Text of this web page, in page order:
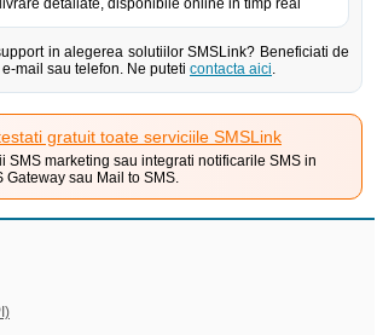
detaliate, disponibile online in timp real
in alegerea solutiilor SMSLink? Beneficiati de
mail sau telefon. Ne puteti contacta aici.
gratuit toate serviciile SMSLink
SMS marketing sau integrati notificarile SMS in
Gateway sau Mail to SMS.